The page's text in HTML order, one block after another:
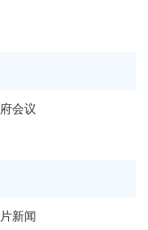
会议
新闻